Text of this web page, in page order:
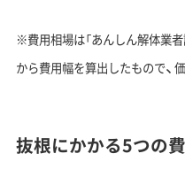
※費用相場は「あんしん解体業
から費用幅を算出したもので、
抜根にかかる5つの